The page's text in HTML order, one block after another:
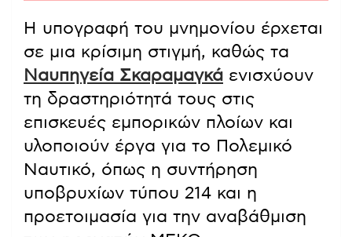
Η υπογραφή του μνημονίου έρχεται
σε μια κρίσιμη στιγμή, καθώς τα
Ναυπηγεία Σκαραμαγκά ενισχύουν
τη δραστηριότητά τους στις
επισκευές εμπορικών πλοίων και
υλοποιούν έργα για το Πολεμικό
Ναυτικό, όπως η συντήρηση
υποβρυχίων τύπου 214 και η
προετοιμασία για την αναβάθμιση